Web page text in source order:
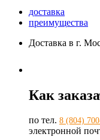
доставка
преимущества
Доставка в г.
Как
по тел. 8 (804)
электронной